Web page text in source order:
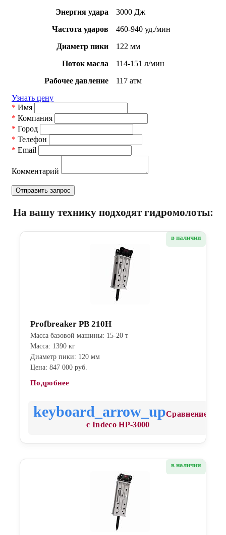
Энергия удара
3000 Дж
Частота ударов
460-940 уд./мин
Диаметр пики
122 мм
Поток масла
114-151 л/мин
Рабочее давление
117 атм
Узнать цену
* Имя
* Компания
* Город
* Телефон
* Email
Комментарий
На вашу технику подходят гидромолоты:
в наличии
Profbreaker PB 210H
Масса базовой машины: 15-20 т
Масса: 1390 кг
Диаметр пики: 120 мм
Цена: 847 000 руб.
Подробнее
Сравнение
с Indeco HP-3000
в наличии